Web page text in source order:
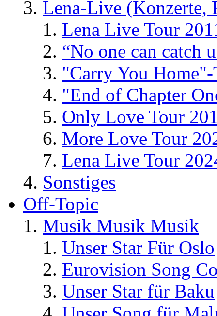
Lena-Live (Konzerte,
Lena Live Tour
“No one can catch
"Carry You
"End of Chapter
Only Love Tour
More Love Tour
Lena Live Tour
Sonstiges
Off-Topic
Musik Musik Musik
Unser Star Für Oslo
Eurovision Song
Unser Star für Baku